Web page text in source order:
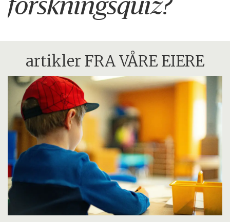
forskningsquiz?
artikler FRA VÅRE EIERE